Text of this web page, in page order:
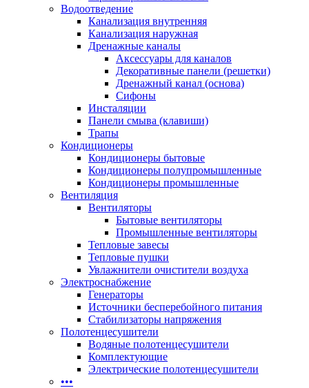
Водоотведение
Канализация внутренняя
Канализация наружная
Дренажные каналы
Аксессуары для каналов
Декоративные панели (решетки)
Дренажный канал (основа)
Сифоны
Инсталяции
Панели смыва (клавиши)
Трапы
Кондиционеры
Кондиционеры бытовые
Кондиционеры полупромышленные
Кондиционеры промышленные
Вентиляция
Вентиляторы
Бытовые вентиляторы
Промышленные вентиляторы
Тепловые завесы
Тепловые пушки
Увлажнители очистители воздуха
Электроснабжение
Генераторы
Источники бесперебойного питания
Стабилизаторы напряжения
Полотенцесушители
Водяные полотенцесушители
Комплектующие
Электрические полотенцесушители
•••